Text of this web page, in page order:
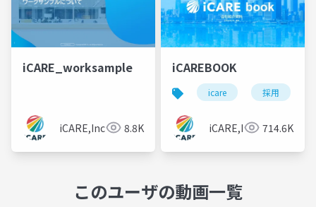
iCARE_worksample
iCARE,Inc 8.8K
iCAREBOOK
icare 採用
iCARE,Inc 714.6K
このユーザの動画一覧